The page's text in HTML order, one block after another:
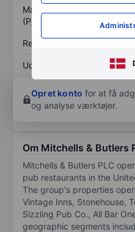
Markedsværdi/omsætning
(P/S)
Resultat pr. aktie (EPS)
Udbytte pr. aktie
Opret konto for at få
og analyse værktøjer.
Om Mitchells & Butlers
Mitchells & Butlers PLC
pub restaurants in the
The group's properties
Vintage Inns, Stonehouse,
Sizzling Pub Co., All Bar
geographic segments